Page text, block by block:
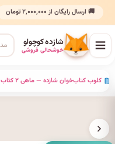
🚚 ارسال رایگان از ۲٬۰۰۰٬۰۰۰ تومان
شازده کوچولو
خوشحالی فروشی
کلوب کتاب‌خوان شازده — ماهی ۲ کتاب با ۳۵٪ تخفیف •